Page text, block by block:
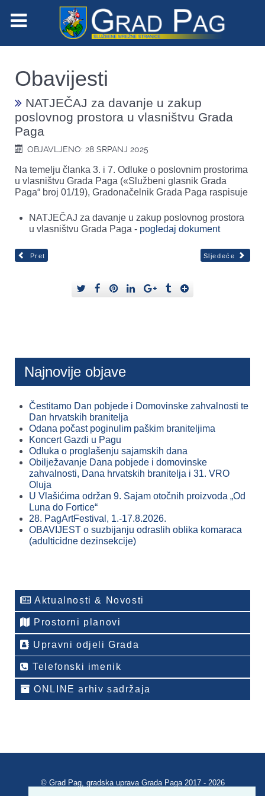
Obavijesti
NATJEČAJ za davanje u zakup
poslovnog prostora u vlasništvu Grada
Paga
OBJAVLJENO: 28 SRPANJ 2025
Na temelju članka 3. i 7. Odluke o poslovnim prostorima
u vlasništvu Grada Paga («Službeni glasnik Grada
Paga“ broj 01/19), Gradonačelnik Grada Paga raspisuje
NATJEČAJ za davanje u zakup poslovnog prostora
u vlasništvu Grada Paga - pogledaj dokument
Pret Sljedeće
Najnovije objave
Čestitamo Dan pobjede i Domovinske zahvalnosti te
Dan hrvatskih branitelja
Odana počast poginulim paškim braniteljima
Koncert Gazdi u Pagu
Odluka o proglašenju sajamskih dana
Obilježavanje Dana pobjede i domovinske
zahvalnosti, Dana hrvatskih branitelja i 31. VRO
Oluja
U Vlašićima održan 9. Sajam otočnih proizvoda „Od
Luna do Fortice“
28. PagArtFestival, 1.-17.8.2026.
OBAVIJEST o suzbijanju odraslih oblika komaraca
(adulticidne dezinsekcije)
Aktualnosti & Novosti
Prostorni planovi
Upravni odjeli Grada
Telefonski imenik
ONLINE arhiv sadržaja
© Grad Pag, gradska uprava Grada Paga 2017 - 2026